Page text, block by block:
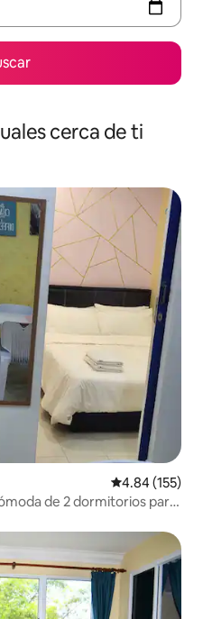
cerca de ti
Calificación
4.84 (155)
de 2 dormitorios para